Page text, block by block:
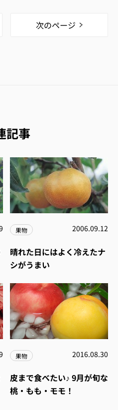
次のページ
記事
果物 2006.09.12
晴れた日にはよく冷えたナ
シがうまい
果物 2016.08.30
皮まで食べたい♪ 9月が旬な
桃・もも・モモ！